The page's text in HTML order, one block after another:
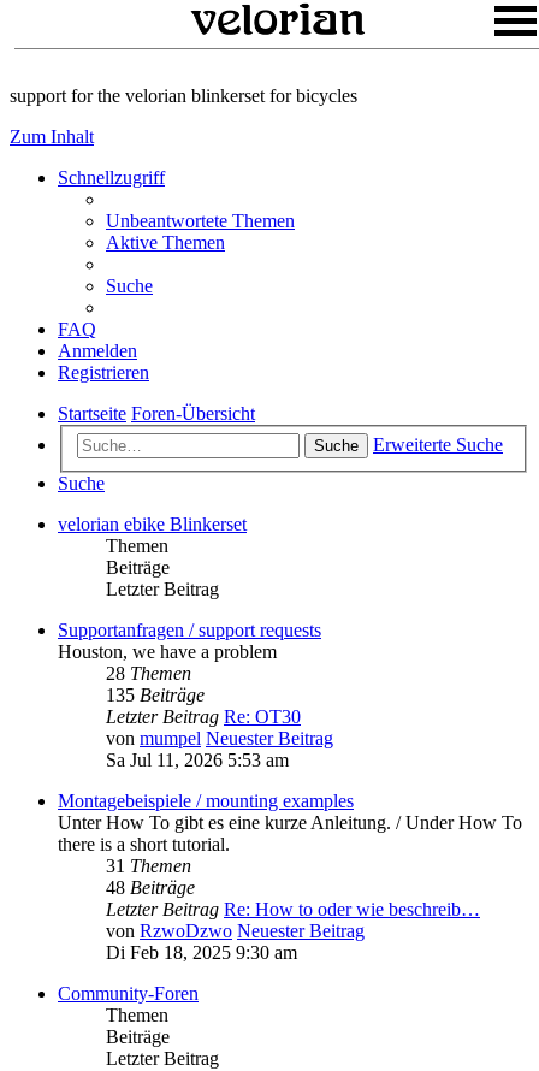
support for the velorian blinkerset for bicycles
Zum Inhalt
Schnellzugriff
Unbeantwortete Themen
Aktive Themen
Suche
FAQ
Anmelden
Registrieren
Startseite Foren-Übersicht
Suche
Erweiterte Suche
Suche
velorian ebike Blinkerset
Themen
Beiträge
Letzter Beitrag
Supportanfragen / support requests
Houston, we have a problem
28 Themen
135 Beiträge
Letzter Beitrag Re: OT30
von mumpel Neuester Beitrag
Sa Jul 11, 2026 5:53 am
Montagebeispiele / mounting examples
Unter How To gibt es eine kurze Anleitung. / Under How To
there is a short tutorial.
31 Themen
48 Beiträge
Letzter Beitrag Re: How to oder wie beschreib…
von RzwoDzwo Neuester Beitrag
Di Feb 18, 2025 9:30 am
Community-Foren
Themen
Beiträge
Letzter Beitrag